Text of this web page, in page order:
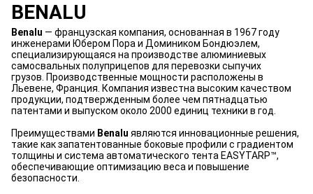
BENALU
Benalu — французская компания, основанная в 1967 году
инженерами Юбером Пора и Домиником Бондюэлем,
специализирующаяся на производстве алюминиевых
самосвальных полуприцепов для перевозки сыпучих
грузов. Производственные мощности расположены в
Льевене, Франция. Компания известна высоким качеством
продукции, подтвержденным более чем пятнадцатью
патентами и выпуском около 2000 единиц техники в год.
Преимуществами Benalu являются инновационные решения,
такие как запатентованные боковые профили с градиентом
толщины и система автоматического тента EASYTARP™,
обеспечивающие оптимизацию веса и повышение
безопасности.